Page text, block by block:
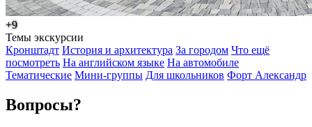
+9
Темы экскурсии
Кронштадт История и архитектура За городом Что ещё
посмотреть На английском языке На автомобиле
Тематические Мини-группы Для школьников Форт Александр
Вопросы?